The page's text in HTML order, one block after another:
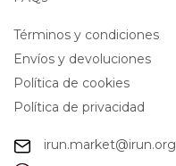
Términos y condiciones
Envíos y devoluciones
Política de cookies
Política de privacidad
irun.market@irun.org